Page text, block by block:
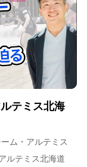
テミス北海
ム・アルテミス
ルテミス北海道